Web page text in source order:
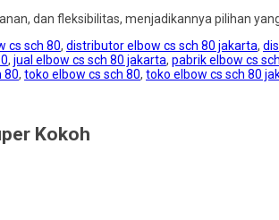
dan fleksibilitas, menjadikannya pilihan
cs sch 80, distributor elbow cs sch 80 jakarta,
, jual elbow cs sch 80 jakarta, pabrik elbow cs
80, toko elbow cs sch 80, toko elbow cs sch 80
Kokoh